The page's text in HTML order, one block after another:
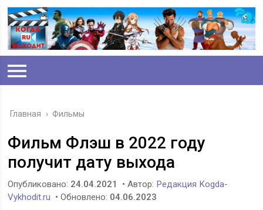
Главная › Фильмы
Фильм Флэш в 2022 году
получит дату выхода
Опубликовано: 24.04.2021 • Автор: Редакция Kogda-
Vykhodit.ru • Обновлено: 04.06.2023